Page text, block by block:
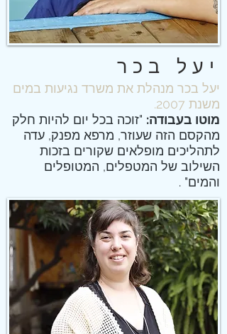
יעל בכר
יעל בכר מנהלת את משרד נגיעות במים
משנת 2007.
מוטו בעבודה: "זוכה בכל יום להיות חלק
מהקסם הזה שעוזר, מרפא מפנק, עדה
לתהליכים מופלאים שקורים בזכות
השילוב של המטפלים, המטופלים
והמים" .